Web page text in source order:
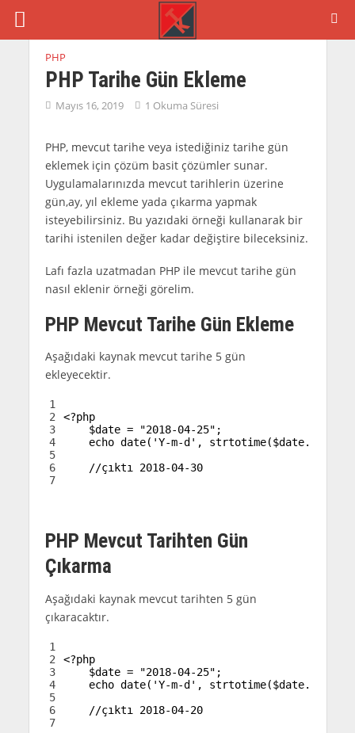
PHP
PHP Tarihe Gün Ekleme
Mayıs 16, 2019 1 Okuma Süresi
PHP, mevcut tarihe veya istediğiniz tarihe gün
eklemek için çözüm basit çözümler sunar.
Uygulamalarınızda mevcut tarihlerin üzerine
gün,ay, yıl ekleme yada çıkarma yapmak
isteyebilirsiniz. Bu yazıdaki örneği kullanarak bir
tarihi istenilen değer kadar değiştire bileceksiniz.
Lafı fazla uzatmadan PHP ile mevcut tarihe gün
nasıl eklenir örneği görelim.
PHP Mevcut Tarihe Gün Ekleme
Aşağıdaki kaynak mevcut tarihe 5 gün
ekleyecektir.
1
2
3
4
5
6
7
<?php
$date = "2018-04-25" ;
echo date( 'Y-m-d' , strtotime($date.
//çıktı 2018-04-30
PHP Mevcut Tarihten Gün
Çıkarma
Aşağıdaki kaynak mevcut tarihten 5 gün
çıkaracaktır.
1
2
3
4
5
6
7
<?php
$date = "2018-04-25" ;
echo date( 'Y-m-d' , strtotime($date.
//çıktı 2018-04-20